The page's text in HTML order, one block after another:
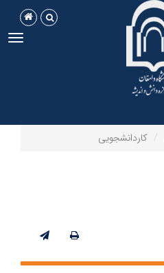
کاردانشجویی